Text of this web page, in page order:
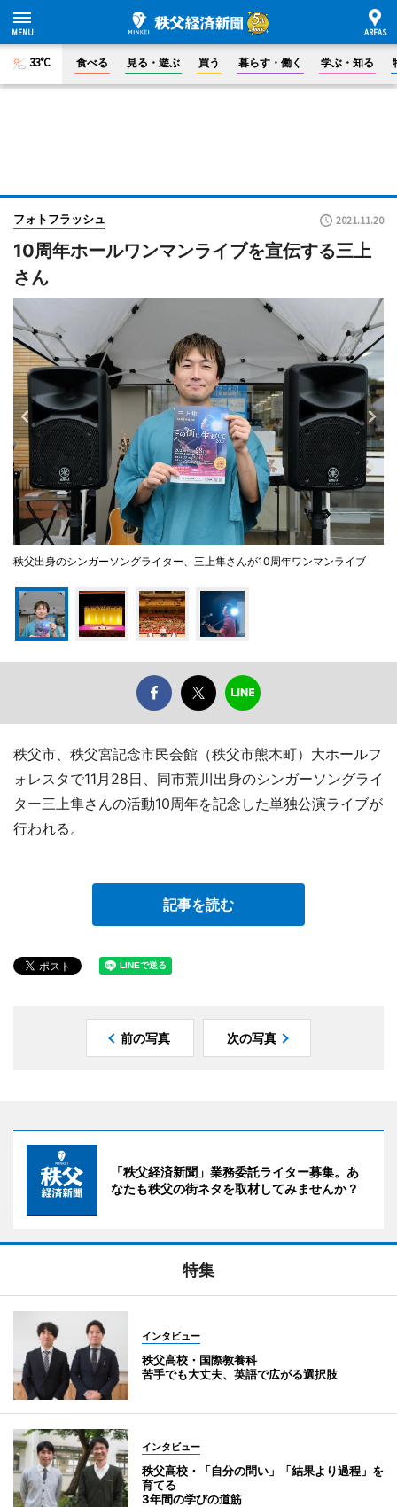
33°C 食べる 見る・遊ぶ 買う 暮らす・働く 学ぶ・知る
フォトフラッシュ 2021.11.20
10周年ホールワンマンライブを宣伝する三上
さん
秩父出身のシンガーソングライター、三上隼さんが10周年ワンマンライブ
秩父市、秩父宮記念市民会館（秩父市熊木町）大ホールフ
ォレスタで11月28日、同市荒川出身のシンガーソングライ
ター三上隼さんの活動10周年を記念した単独公演ライブが
行われる。
記事を読む
前の写真 次の写真
「秩父経済新聞」業務委託ライター募集。あ
なたも秩父の街ネタを取材してみませんか？
特集
インタビュー
秩父高校・国際教養科
苦手でも大丈夫、英語で広がる選択肢
インタビュー
秩父高校・「自分の問い」「結果より過程」を
育てる
3年間の学びの道筋